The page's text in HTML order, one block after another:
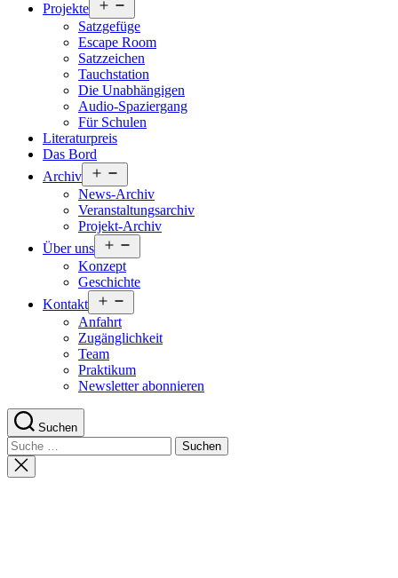
Projekte
öffnen
Satzgefüge
Escape Room
Satzzeichen
Tauchstation
Die Unabhängigen
Audio-Spaziergang
Für Schulen
Literaturpreis
Das Bord
Archiv
öffnen
News-Archiv
Veranstaltungsarchiv
Projekt-Archiv
Über uns
öffnen
Konzept
Geschichte
Kontakt
öffnen
Anfahrt
Zugänglichkeit
Team
Praktikum
Newsletter abonnieren
Suchen
Suche
nach:
Suche
schließen